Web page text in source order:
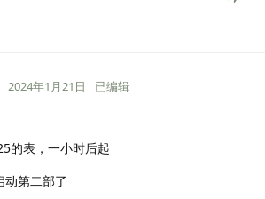
2024年1月21日 已编辑
的表，一小时后起
动第二部了